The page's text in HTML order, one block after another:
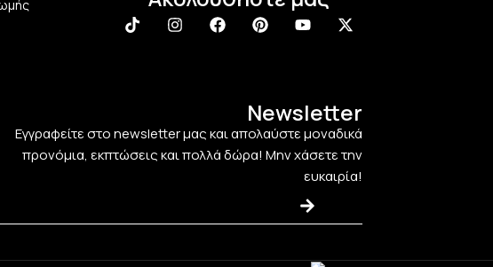
Newsletter
Εγγραφείτε στο newsletter μας και απολαύστε μοναδικά
προνόμια, εκπτώσεις και πολλά δώρα! Μην χάσετε την
ευκαιρία!